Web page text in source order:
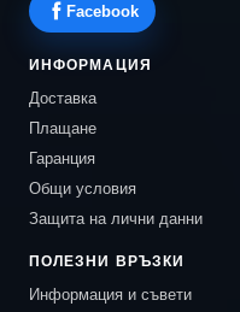
Facebook
ИНФОРМАЦИЯ
Доставка
Плащане
Гаранция
Общи условия
Защита на лични данни
ПОЛЕЗНИ ВРЪЗКИ
Информация и съвети